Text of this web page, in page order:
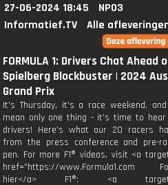
27-06-2024 18:45
NPO3
Informatief.TV
Alle
FORMULA 1: Drivers Chat Ahead
Spielberg Blockbuster | 2024
Grand Prix
It's Thursday, it's a race weekend,
mean only one thing - it's time to
drivers! Here's what our 20 racers
from the press conference and pre-
pen. For more F1® videos, visit <a
href="https://www.Formula1.com
hier</a> F1®: <a